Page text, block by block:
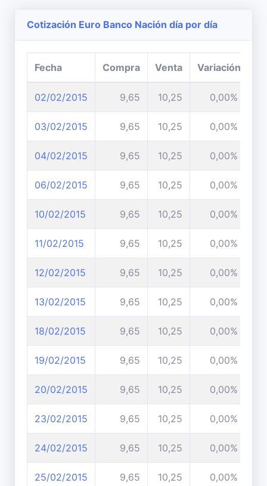
Cotización Euro Banco Nación día por día
Fecha Compra Venta Variación
02/02/2015 9,65 10,25 0,00%
03/02/2015 9,65 10,25 0,00%
04/02/2015 9,65 10,25 0,00%
06/02/2015 9,65 10,25 0,00%
10/02/2015 9,65 10,25 0,00%
11/02/2015 9,65 10,25 0,00%
12/02/2015 9,65 10,25 0,00%
13/02/2015 9,65 10,25 0,00%
18/02/2015 9,65 10,25 0,00%
19/02/2015 9,65 10,25 0,00%
20/02/2015 9,65 10,25 0,00%
23/02/2015 9,65 10,25 0,00%
24/02/2015 9,65 10,25 0,00%
25/02/2015 9,65 10,25 0,00%